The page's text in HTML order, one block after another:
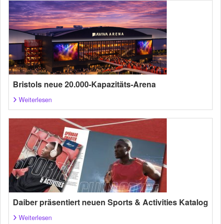
Bristols neue 20.000-Kapazitäts-Arena
Weiterlesen
Daiber präsentiert neuen Sports & Activities Katalog
Weiterlesen